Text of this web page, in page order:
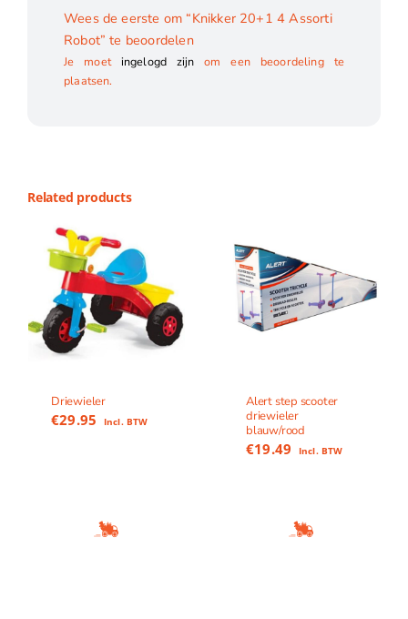
Wees de eerste om “Knikker 20+1 4 Assorti
Robot” te beoordelen
Je moet ingelogd zijn om een beoordeling te
plaatsen.
Related products
Driewieler
€29.95 Incl. BTW
Alert step scooter
driewieler
blauw/rood
€19.49 Incl. BTW